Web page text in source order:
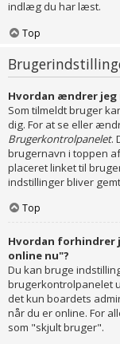
indlæg du har læst.
Top
Hvordan ændrer
Som tilmeldt bruger
dig. For at se eller
Brugerkontrolpanelet.
brugernavn i toppen
placeret linket til
indstillinger bliver
Top
Hvordan forhindrer
online nu"?
Du kan bruge
brugerkontrolpanelet
det kun boardets
når du er online. For
som "skjult bruger".